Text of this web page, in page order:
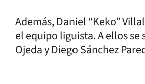
Además, Daniel “Keko”
el equipo liguista. A ellos se
Ojeda y Diego Sánchez